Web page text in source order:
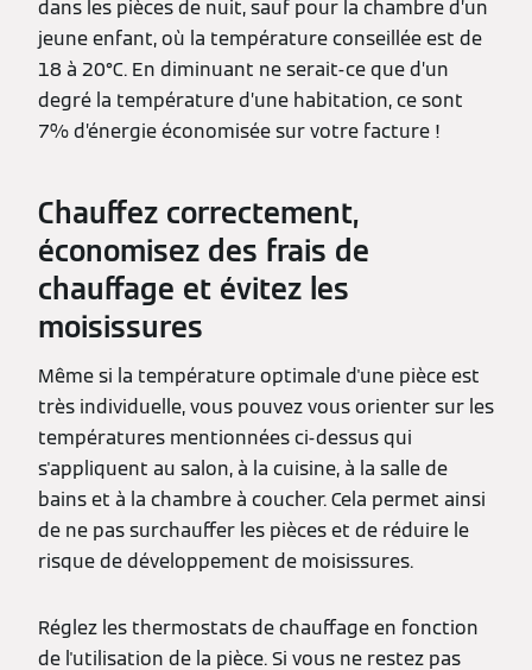
dans les pièces de nuit, sauf pour la chambre d’un
jeune enfant, où la température conseillée est de
18 à 20°C. En diminuant ne serait-ce que d’un
degré la température d’une habitation, ce sont
7% d’énergie économisée sur votre facture !
Chauffez correctement,
économisez des frais de
chauffage et évitez les
moisissures
Même si la température optimale d'une pièce est
très individuelle, vous pouvez vous orienter sur les
températures mentionnées ci-dessus qui
s'appliquent au salon, à la cuisine, à la salle de
bains et à la chambre à coucher. Cela permet ainsi
de ne pas surchauffer les pièces et de réduire le
risque de développement de moisissures.
Réglez les thermostats de chauffage en fonction
de l'utilisation de la pièce. Si vous ne restez pas